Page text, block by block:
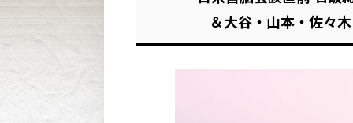
＆大谷・山本・佐々